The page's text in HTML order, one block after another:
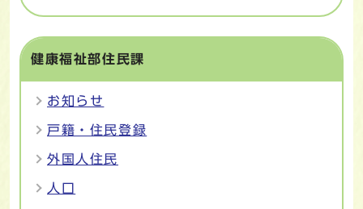
健康福祉部住民課
お知らせ
戸籍・住民登録
外国人住民
人口